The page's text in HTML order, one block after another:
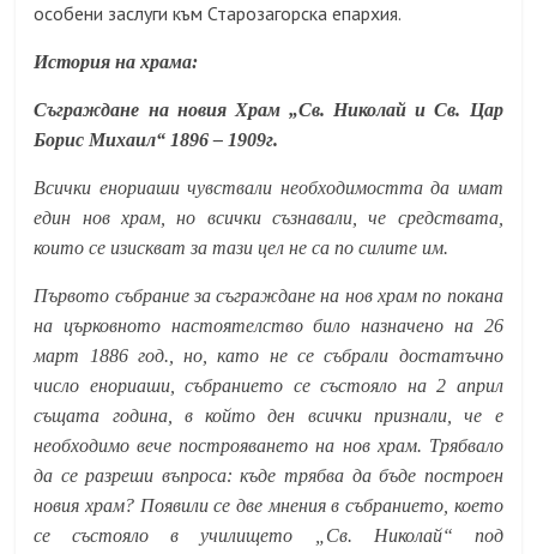
особени заслуги към Старозагорска епархия.
История на храма:
Съграждане на новия Храм „Св. Николай и Св. Цар
Борис Михаил“ 1896 – 1909г.
Всички енориаши чувствали необходимостта да имат
един нов храм, но всички съзнавали, че средствата,
които се изискват за тази цел не са по силите им.
Първото събрание за съграждане на нов храм по покана
на църковното настоятелство било назначено на 26
март 1886 год., но, като не се събрали достатъчно
число енориаши, събранието се състояло на 2 април
същата година, в който ден всички признали, че е
необходимо вече построяването на нов храм. Трябвало
да се разреши въпроса: къде трябва да бъде построен
новия храм? Появили се две мнения в събранието, което
се състояло в училището „Св. Николай“ под